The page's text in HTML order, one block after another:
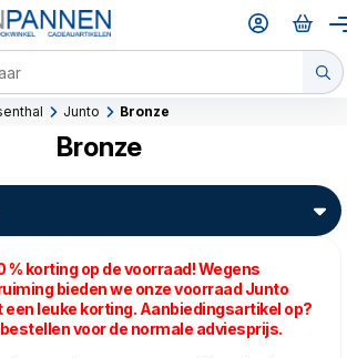
Junto Bronze
Bronze
% korting op de voorraad! Wegens
bieden we onze voorraad Junto
een leuke korting. Aanbiedingsartikel op?
voor de normale adviesprijs.